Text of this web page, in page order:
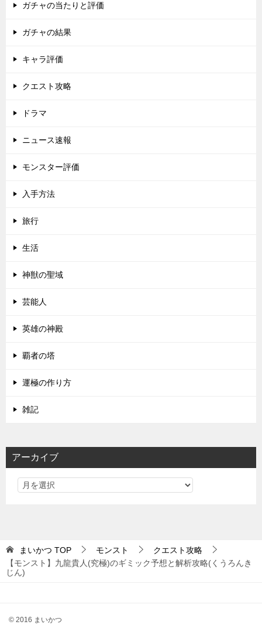
ガチャの当たりと評価
ガチャの結果
キャラ評価
クエスト攻略
ドラマ
ニュース速報
モンスター評価
入手方法
旅行
生活
神獣の聖域
芸能人
英雄の神殿
覇者の塔
運極の作り方
雑記
アーカイブ
まいかつ TOP モンスト
クエスト攻略
【モンスト】九龍貴人(究極)のギミック予想と解析攻略(くうろんき
じん)
© 2016 まいかつ